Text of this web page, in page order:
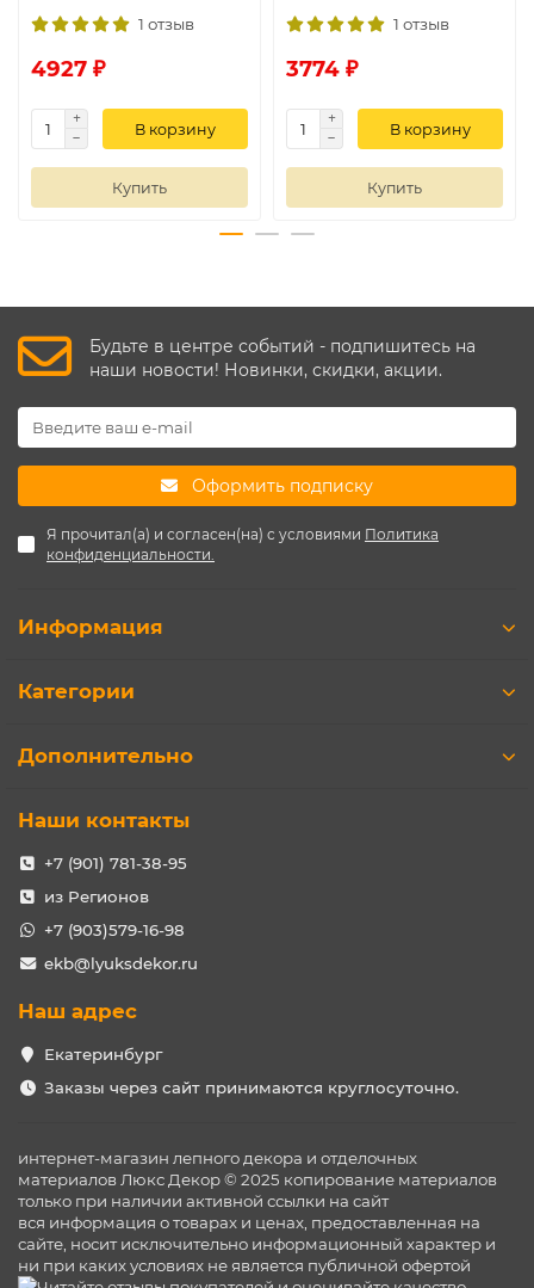
1 отзыв
4927 ₽
В корзину
Купить
1 отзыв
3774 ₽
В корзину
Купить
Будьте в центре событий - подпишитесь на
наши новости! Новинки, скидки, акции.
Оформить подписку
Я прочитал(а) и согласен(на) с условиями Политика
конфиденциальности.
Информация
Категории
Дополнительно
Наши контакты
+7 (901) 781-38-95
из Регионов
+7 (903)579-16-98
ekb@lyuksdekor.ru
Наш адрес
Екатеринбург
Заказы через сайт принимаются круглосуточно.
интернет-магазин лепного декора и отделочных
материалов Люкс Декор © 2025 копирование материалов
только при наличии активной ссылки на сайт
вся информация о товарах и ценах, предоставленная на
сайте, носит исключительно информационный характер и
ни при каких условиях не является публичной офертой